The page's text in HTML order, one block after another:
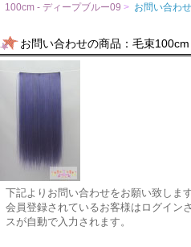
100cm - ディープブルー09 > お問い合わせ
お問い合わせの商品：毛束
下記よりお問い合わせをお願い致します
会員登録されているお客様はログイン
スが自動で入力されます。